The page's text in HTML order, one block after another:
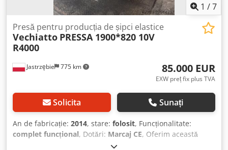
1 /7
Jastrzębie 775 km
Presă pentru producția de șipci elastice
Vechiatto PRESSA 1900*820 10V
R4000
85.000 EUR
EXW preț fix plus TVA
Solicita Sunați
An de fabricație: 2014, stare: folosit, Funcționalitate:
complet funcțional, Dotări: Marcaj CE, Oferim această
presă Vechiatto PRESSA 1900*820 10V R4000, folosită,